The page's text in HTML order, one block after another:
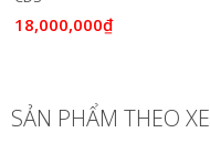
18,000,000₫
SẢN PHẨM THEO XE